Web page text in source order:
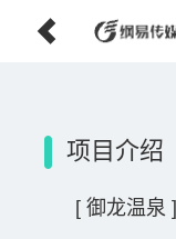
项目介绍
[ 御龙温泉 ]